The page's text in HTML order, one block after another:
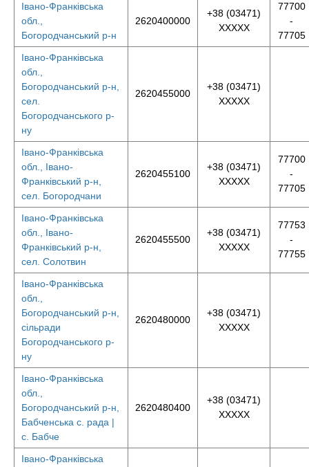
Івано-Франківська
обл.,
Богородчанський р-н
2620400000
+38 (03471)
XXXXX
77700
-
77705
Івано-Франківська
обл.,
Богородчанський р-н,
сел.
Богородчанського р-
ну
2620455000
+38 (03471)
XXXXX
Івано-Франківська
обл., Івано-
Франківський р-н,
сел. Богородчани
2620455100
+38 (03471)
XXXXX
77700
-
77705
Івано-Франківська
обл., Івано-
Франківський р-н,
сел. Солотвин
2620455500
+38 (03471)
XXXXX
77753
-
77755
Івано-Франківська
обл.,
Богородчанський р-н,
сільради
Богородчанського р-
ну
2620480000
+38 (03471)
XXXXX
Івано-Франківська
обл.,
Богородчанський р-н,
Бабченська с. рада |
с. Бабче
2620480400
+38 (03471)
XXXXX
Івано-Франківська